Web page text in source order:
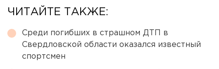
ЧИТАЙТЕ ТАКЖЕ:
Среди погибших в страшном ДТП в
Свердловской области оказался известный
спортсмен